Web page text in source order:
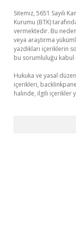
Sitemiz, 5651 Sayılı
Kurumu (BTK)
vermektedir. Bu
veya araştırma
yazdıkları içeriklerin
bu sorumluluğu kabul
Hukuka ve yasal
içerikleri,
halinde, ilgili içerikler